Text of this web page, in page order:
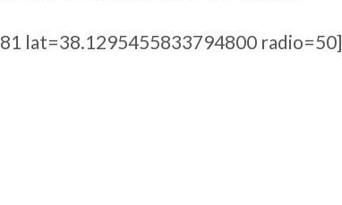
lat=38.1295455833794800 radio=50]